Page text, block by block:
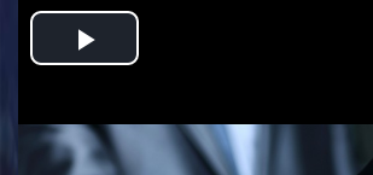
Play
Video